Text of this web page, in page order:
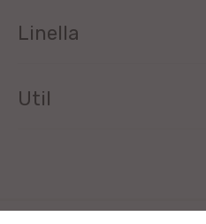
Linella
Util